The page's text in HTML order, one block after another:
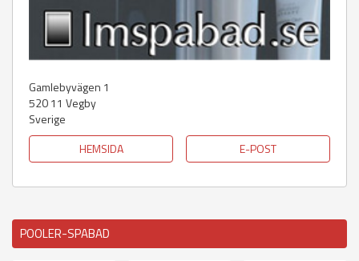
Gamlebyvägen 1
520 11 Vegby
Sverige
HEMSIDA
E-POST
POOLER-SPABAD